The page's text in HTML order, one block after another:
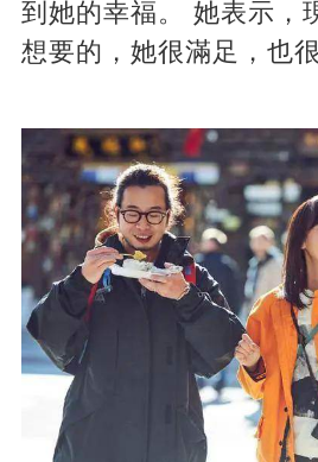
到她的幸福。 她表示，
想要的，她很滿足，也很